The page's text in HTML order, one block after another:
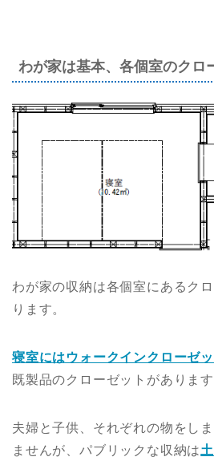
わが家は基本、各個室のクロ
わが家の収納は各個室にあるク
ります。
寝室にはウォークインクローゼッ
既製品のクローゼットがあります
夫婦と子供、それぞれの物をし
ませんが、パブリックな収納は